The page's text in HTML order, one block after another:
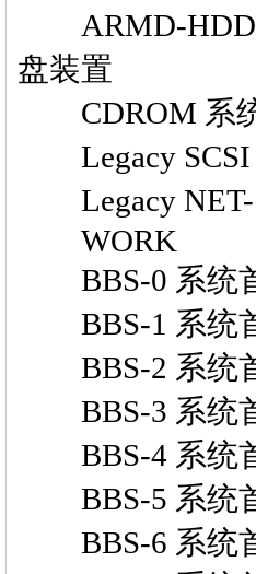
ARMD-HDD
盘装置
CDROM 系统
Legacy SCSI
Legacy NET-
WORK
BBS-0 系统首
BBS-1 系统首
BBS-2 系统首
BBS-3 系统首
BBS-4 系统首
BBS-5 系统首
BBS-6 系统首